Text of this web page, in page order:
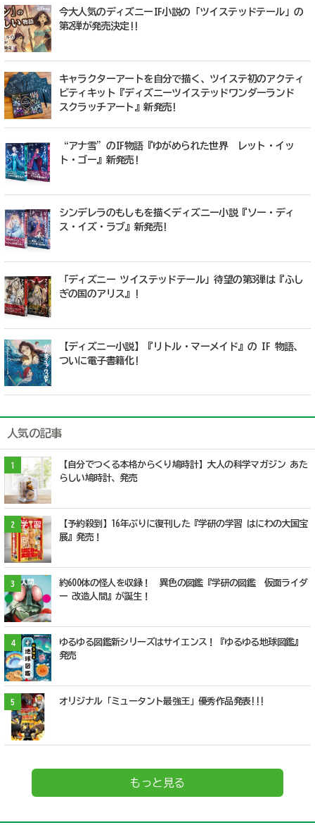
今大人気のディズニーIF小説の「ツイステッドテール」の
第2弾が発売決定!!
キャラクターアートを自分で描く、ツイステ初のアクティ
ビティキット『ディズニーツイステッドワンダーランド
スクラッチアート』新発売!
“アナ雪”のIF物語『ゆがめられた世界 レット・イッ
ト・ゴー』新発売!
シンデレラのもしもを描くディズニー小説『ソー・ディ
ス・イズ・ラブ』新発売!
「ディズニー ツイステッドテール」待望の第3弾は『ふし
ぎの国のアリス』!
【ディズニー小説】『リトル・マーメイド』の IF 物語、
ついに電子書籍化!
人気の記事
1
【自分でつくる本格からくり鳩時計】大人の科学マガジン あた
らしい鳩時計、発売
2
【予約殺到】16年ぶりに復刊した『学研の学習 はにわの大国宝
展』発売！
3
約600体の怪人を収録！ 異色の図鑑『学研の図鑑 仮面ライダ
ー 改造人間』が誕生！
4
ゆるゆる図鑑新シリーズはサイエンス！『ゆるゆる地球図鑑』
発売
5 オリジナル「ミュータント最強王」優秀作品発表!!!
もっと見る